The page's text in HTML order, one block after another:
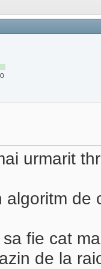
urmarit
algoritm de
fie cat
de la